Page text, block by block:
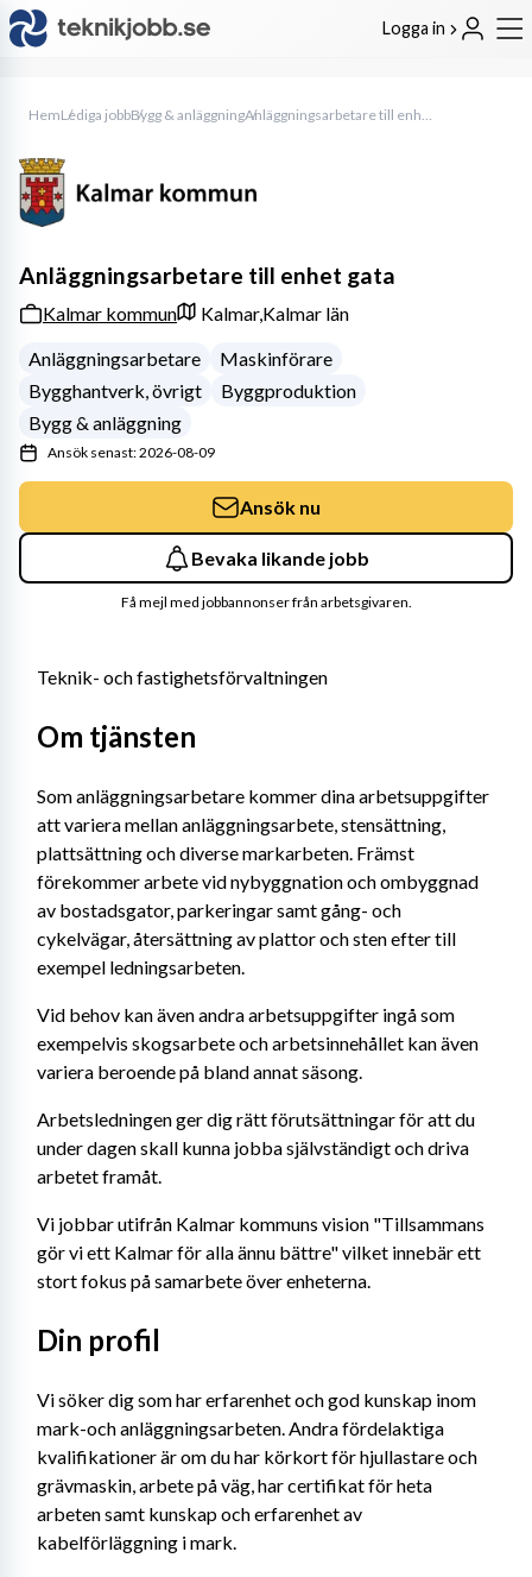
Logga in
HemLediga jobbBygg & anläggning Anläggningsarbetare till enhet gata
Teknik- och fastighetsförvaltningen
Om tjänsten
Som anläggningsarbetare kommer dina arbetsuppgifter
att variera mellan anläggningsarbete, stensättning,
plattsättning och diverse markarbeten. Främst
förekommer arbete vid nybyggnation och ombyggnad
av bostadsgator, parkeringar samt gång- och
cykelvägar, återsättning av plattor och sten efter till
exempel ledningsarbeten.
Vid behov kan även andra arbetsuppgifter ingå som
exempelvis skogsarbete och arbetsinnehållet kan även
variera beroende på bland annat säsong.
Arbetsledningen ger dig rätt förutsättningar för att du
under dagen skall kunna jobba självständigt och driva
arbetet framåt.
Vi jobbar utifrån Kalmar kommuns vision "Tillsammans
gör vi ett Kalmar för alla ännu bättre" vilket innebär ett
stort fokus på samarbete över enheterna.
Din profil
Vi söker dig som har erfarenhet och god kunskap inom
mark-och anläggningsarbeten. Andra fördelaktiga
kvalifikationer är om du har körkort för hjullastare och
grävmaskin, arbete på väg, har certifikat för heta
arbeten samt kunskap och erfarenhet av
kabelförläggning i mark.
Anläggningsarbetare till enhet gata
Kalmar kommun Kalmar,Kalmar län
Anläggningsarbetare
Maskinförare
Bygghantverk, övrigt
Byggproduktion
Bygg & anläggning
Ansök senast: 2026-08-09
Ansök nu
Bevaka likande jobb
Få mejl med jobbannonser från arbetsgivaren.